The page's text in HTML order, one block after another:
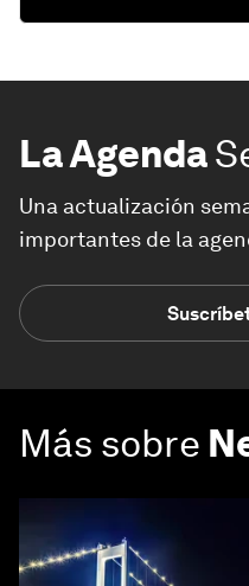
La Agenda
Una actualización
importantes de la
Más sobre